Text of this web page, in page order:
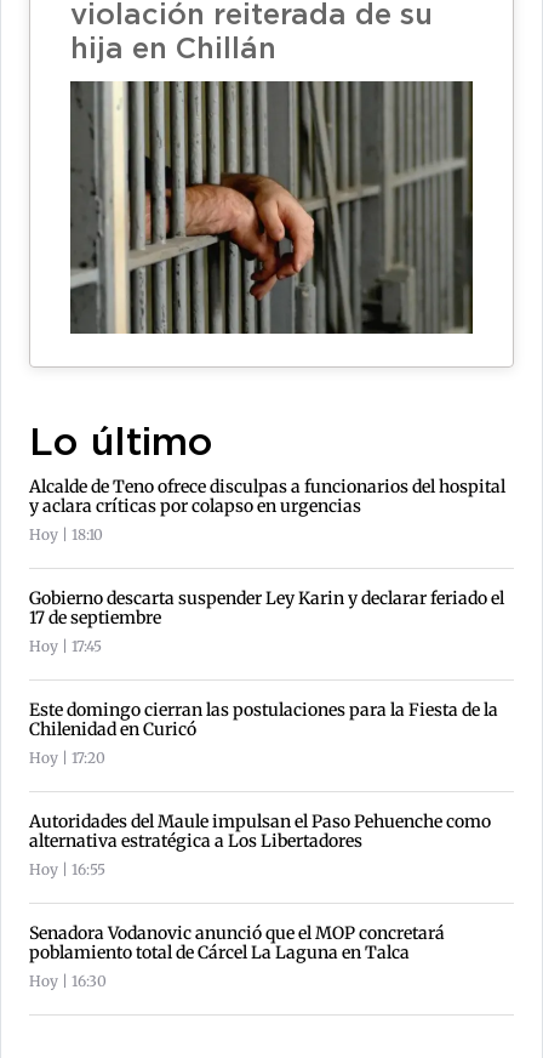
violación reiterada de su
hija en Chillán
Lo último
Alcalde de Teno ofrece disculpas a funcionarios del hospital
y aclara críticas por colapso en urgencias
Hoy | 18:10
Gobierno descarta suspender Ley Karin y declarar feriado el
17 de septiembre
Hoy | 17:45
Este domingo cierran las postulaciones para la Fiesta de la
Chilenidad en Curicó
Hoy | 17:20
Autoridades del Maule impulsan el Paso Pehuenche como
alternativa estratégica a Los Libertadores
Hoy | 16:55
Senadora Vodanovic anunció que el MOP concretará
poblamiento total de Cárcel La Laguna en Talca
Hoy | 16:30